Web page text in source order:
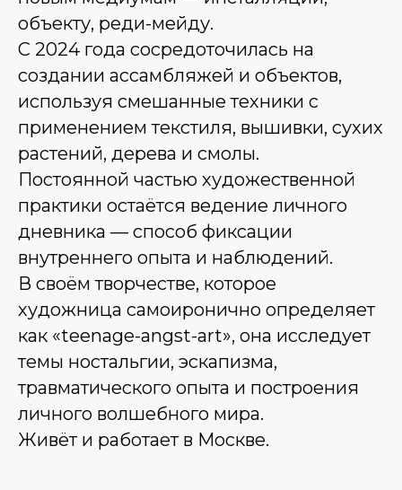
объекту, реди-мейду.
С 2024 года сосредоточилась на
создании ассамбляжей и объектов,
используя смешанные техники с
применением текстиля, вышивки, сухих
растений, дерева и смолы.
Постоянной частью художественной
практики остаётся ведение личного
дневника — способ фиксации
внутреннего опыта и наблюдений.
В своём творчестве, которое
художница самоиронично определяет
как «teenage-angst-art», она исследует
темы ностальгии, эскапизма,
травматического опыта и построения
личного волшебного мира.
Живёт и работает в Москве.